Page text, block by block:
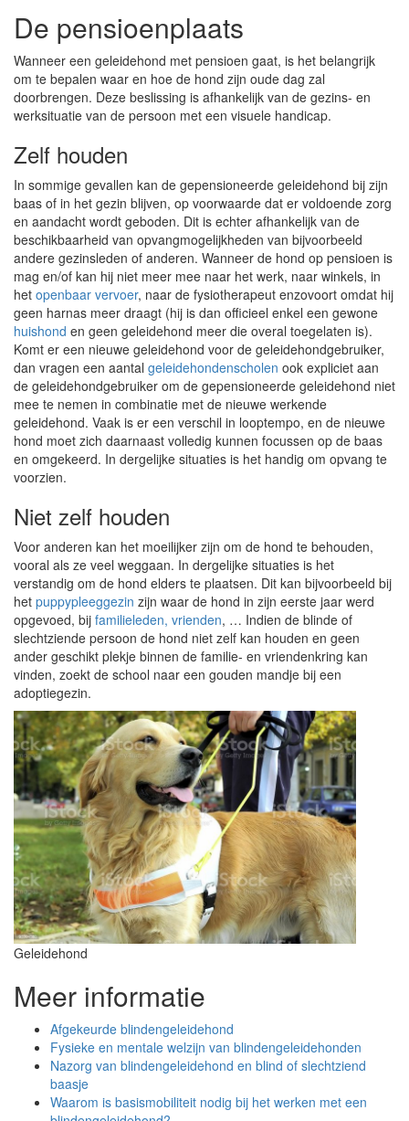
De pensioenplaats
Wanneer een geleidehond met pensioen gaat, is het belangrijk
om te bepalen waar en hoe de hond zijn oude dag zal
doorbrengen. Deze beslissing is afhankelijk van de gezins- en
werksituatie van de persoon met een visuele handicap.
Zelf houden
In sommige gevallen kan de gepensioneerde geleidehond bij zijn
baas of in het gezin blijven, op voorwaarde dat er voldoende zorg
en aandacht wordt geboden. Dit is echter afhankelijk van de
beschikbaarheid van opvangmogelijkheden van bijvoorbeeld
andere gezinsleden of anderen. Wanneer de hond op pensioen is
mag en/of kan hij niet meer mee naar het werk, naar winkels, in
het openbaar vervoer, naar de fysiotherapeut enzovoort omdat hij
geen harnas meer draagt (hij is dan officieel enkel een gewone
huishond en geen geleidehond meer die overal toegelaten is).
Komt er een nieuwe geleidehond voor de geleidehondgebruiker,
dan vragen een aantal geleidehondenscholen ook expliciet aan
de geleidehondgebruiker om de gepensioneerde geleidehond niet
mee te nemen in combinatie met de nieuwe werkende
geleidehond. Vaak is er een verschil in looptempo, en de nieuwe
hond moet zich daarnaast volledig kunnen focussen op de baas
en omgekeerd. In dergelijke situaties is het handig om opvang te
voorzien.
Niet zelf houden
Voor anderen kan het moeilijker zijn om de hond te behouden,
vooral als ze veel weggaan. In dergelijke situaties is het
verstandig om de hond elders te plaatsen. Dit kan bijvoorbeeld bij
het puppypleeggezin zijn waar de hond in zijn eerste jaar werd
opgevoed, bij familieleden, vrienden, … Indien de blinde of
slechtziende persoon de hond niet zelf kan houden en geen
ander geschikt plekje binnen de familie- en vriendenkring kan
vinden, zoekt de school naar een gouden mandje bij een
adoptiegezin.
Geleidehond
Meer informatie
Afgekeurde blindengeleidehond
Fysieke en mentale welzijn van blindengeleidehonden
Nazorg van blindengeleidehond en blind of slechtziend
baasje
Waarom is basismobiliteit nodig bij het werken met een